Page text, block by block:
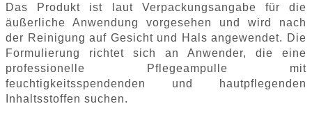
Das Produkt ist laut Verpackungsangabe für die
äußerliche Anwendung vorgesehen und wird nach
der Reinigung auf Gesicht und Hals angewendet. Die
Formulierung richtet sich an Anwender, die eine
professionelle Pflegeampulle mit
feuchtigkeitsspendenden und hautpflegenden
Inhaltsstoffen suchen.